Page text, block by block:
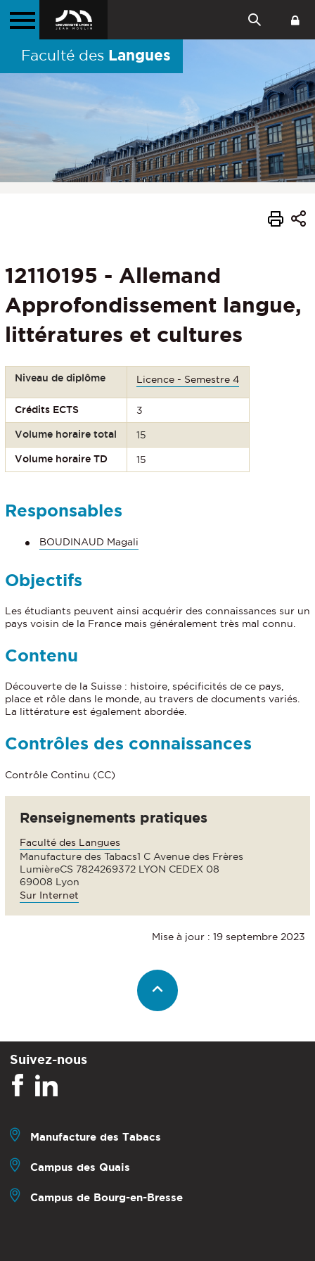
Faculté des Langues
12110195 - Allemand
Approfondissement langue,
littératures et cultures
Niveau de diplôme Licence - Semestre 4
Crédits ECTS 3
Volume horaire total 15
Volume horaire TD 15
Responsables
BOUDINAUD Magali
Objectifs
Les étudiants peuvent ainsi acquérir des connaissances sur un
pays voisin de la France mais généralement très mal connu.
Contenu
Découverte de la Suisse : histoire, spécificités de ce pays,
place et rôle dans le monde, au travers de documents variés.
La littérature est également abordée.
Contrôles des connaissances
Contrôle Continu (CC)
Renseignements pratiques
Faculté des Langues
Manufacture des Tabacs1 C Avenue des Frères
LumièreCS 7824269372 LYON CEDEX 08
69008 Lyon
Sur Internet
Mise à jour : 19 septembre 2023
Suivez-nous
Manufacture des Tabacs
Campus des Quais
Campus de Bourg-en-Bresse